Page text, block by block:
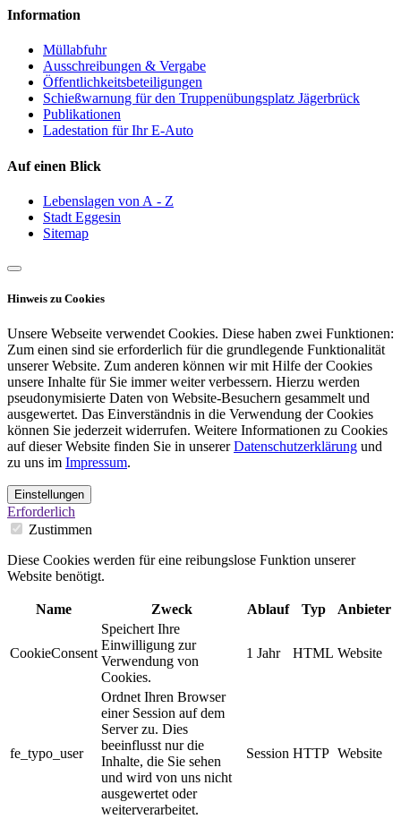
Information
Müllabfuhr
Ausschreibungen & Vergabe
Öffentlichkeitsbeteiligungen
Schießwarnung für den Truppenübungsplatz Jägerbrück
Publikationen
Ladestation für Ihr E-Auto
Auf einen Blick
Lebenslagen von A - Z
Stadt Eggesin
Sitemap
Hinweis zu Cookies
Unsere Webseite verwendet Cookies. Diese haben zwei Funktionen:
Zum einen sind sie erforderlich für die grundlegende Funktionalität
unserer Website. Zum anderen können wir mit Hilfe der Cookies
unsere Inhalte für Sie immer weiter verbessern. Hierzu werden
pseudonymisierte Daten von Website-Besuchern gesammelt und
ausgewertet. Das Einverständnis in die Verwendung der Cookies
können Sie jederzeit widerrufen. Weitere Informationen zu Cookies
auf dieser Website finden Sie in unsererDatenschutzerklärung und
zu uns im Impressum.
Einstellungen
Erforderlich
Zustimmen
Diese Cookies werden für eine reibungslose Funktion unserer
Website benötigt.
Name Zweck Ablauf Typ Anbieter
CookieConsent
Speichert Ihre
Einwilligung zur
Verwendung von
Cookies.
1 Jahr HTML Website
fe_typo_user
Ordnet Ihren Browser
einer Session auf dem
Server zu. Dies
beeinflusst nur die
Inhalte, die Sie sehen
und wird von uns nicht
ausgewertet oder
weiterverarbeitet.
Session HTTP Website